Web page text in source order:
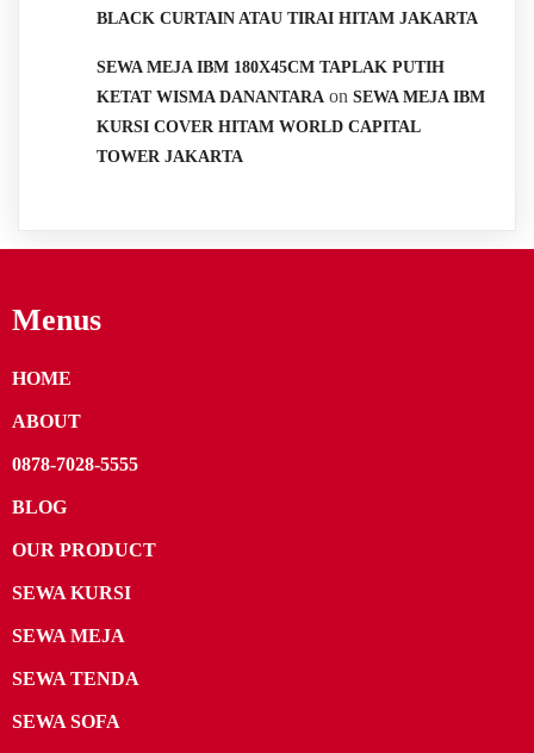
BLACK CURTAIN ATAU TIRAI HITAM JAKARTA
SEWA MEJA IBM 180X45CM TAPLAK PUTIH
KETAT WISMA DANANTARA on SEWA MEJA IBM
KURSI COVER HITAM WORLD CAPITAL
TOWER JAKARTA
Menus
HOME
ABOUT
0878-7028-5555
BLOG
OUR PRODUCT
SEWA KURSI
SEWA MEJA
SEWA TENDA
SEWA SOFA